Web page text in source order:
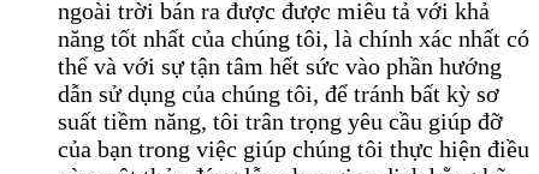
ngoài trời bán ra được được miêu tả với khả
năng tốt nhất của chúng tôi, là chính xác nhất có
thể và với sự tận tâm hết sức vào phần hướng
dẫn sử dụng của chúng tôi, để tránh bất kỳ sơ
suất tiềm năng, tôi trân trọng yêu cầu giúp đỡ
của bạn trong việc giúp chúng tôi thực hiện điều